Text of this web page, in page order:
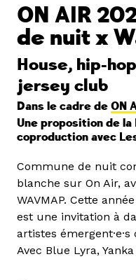
ON AIR
de nuit x
House, hip-
jersey club
Dans le cadre de ON
Une proposition de
coproduction avec
Commune de nuit
blanche sur On Air,
WAVMAP. Cette
est une invitation à
artistes
Avec Blue Lyra,